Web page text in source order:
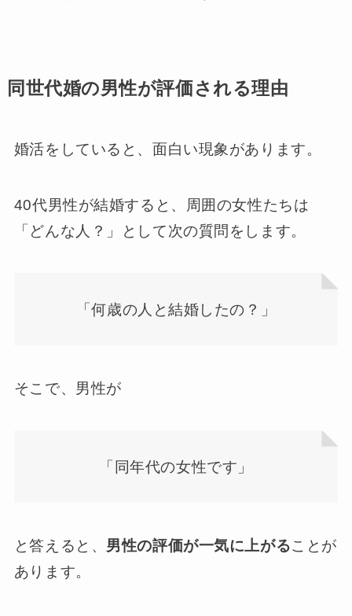
同世代婚の男性が評価される理由
婚活をしていると、面白い現象があります。
40代男性が結婚すると、周囲の女性たちは
「どんな人？」として次の質問をします。
「何歳の人と結婚したの？」
そこで、男性が
「同年代の女性です」
と答えると、 男性の評価が一気に上がることが
あります。